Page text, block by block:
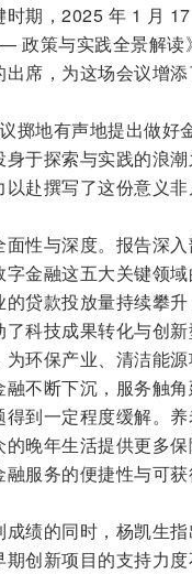
期，2025 年 1 月
策与实践全景解读
席，为这场会议增添
掷地有声地提出做好
于探索与实践的浪
赴撰写了这份意义非
性与深度。报告深
金融这五大关键领
贷款投放量持续攀
科技成果转化与创
环保产业、清洁能
不断下沉，服务触
到一定程度缓解。
晚年生活提供更多
服务的便捷性与可获
绩的同时，杨凯生
创新项目的支持力